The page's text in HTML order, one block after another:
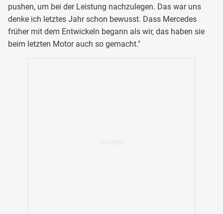
pushen, um bei der Leistung nachzulegen. Das war uns
denke ich letztes Jahr schon bewusst. Dass Mercedes
früher mit dem Entwickeln begann als wir, das haben sie
beim letzten Motor auch so gemacht."